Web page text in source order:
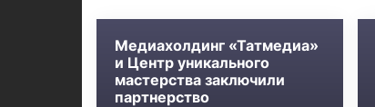
Медиахолдинг «Татмедиа»
и Центр уникального
мастерства заключили
партнерство